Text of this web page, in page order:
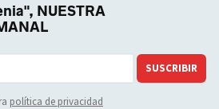
NUESTRA
SUSCRIBIR
política de privacidad